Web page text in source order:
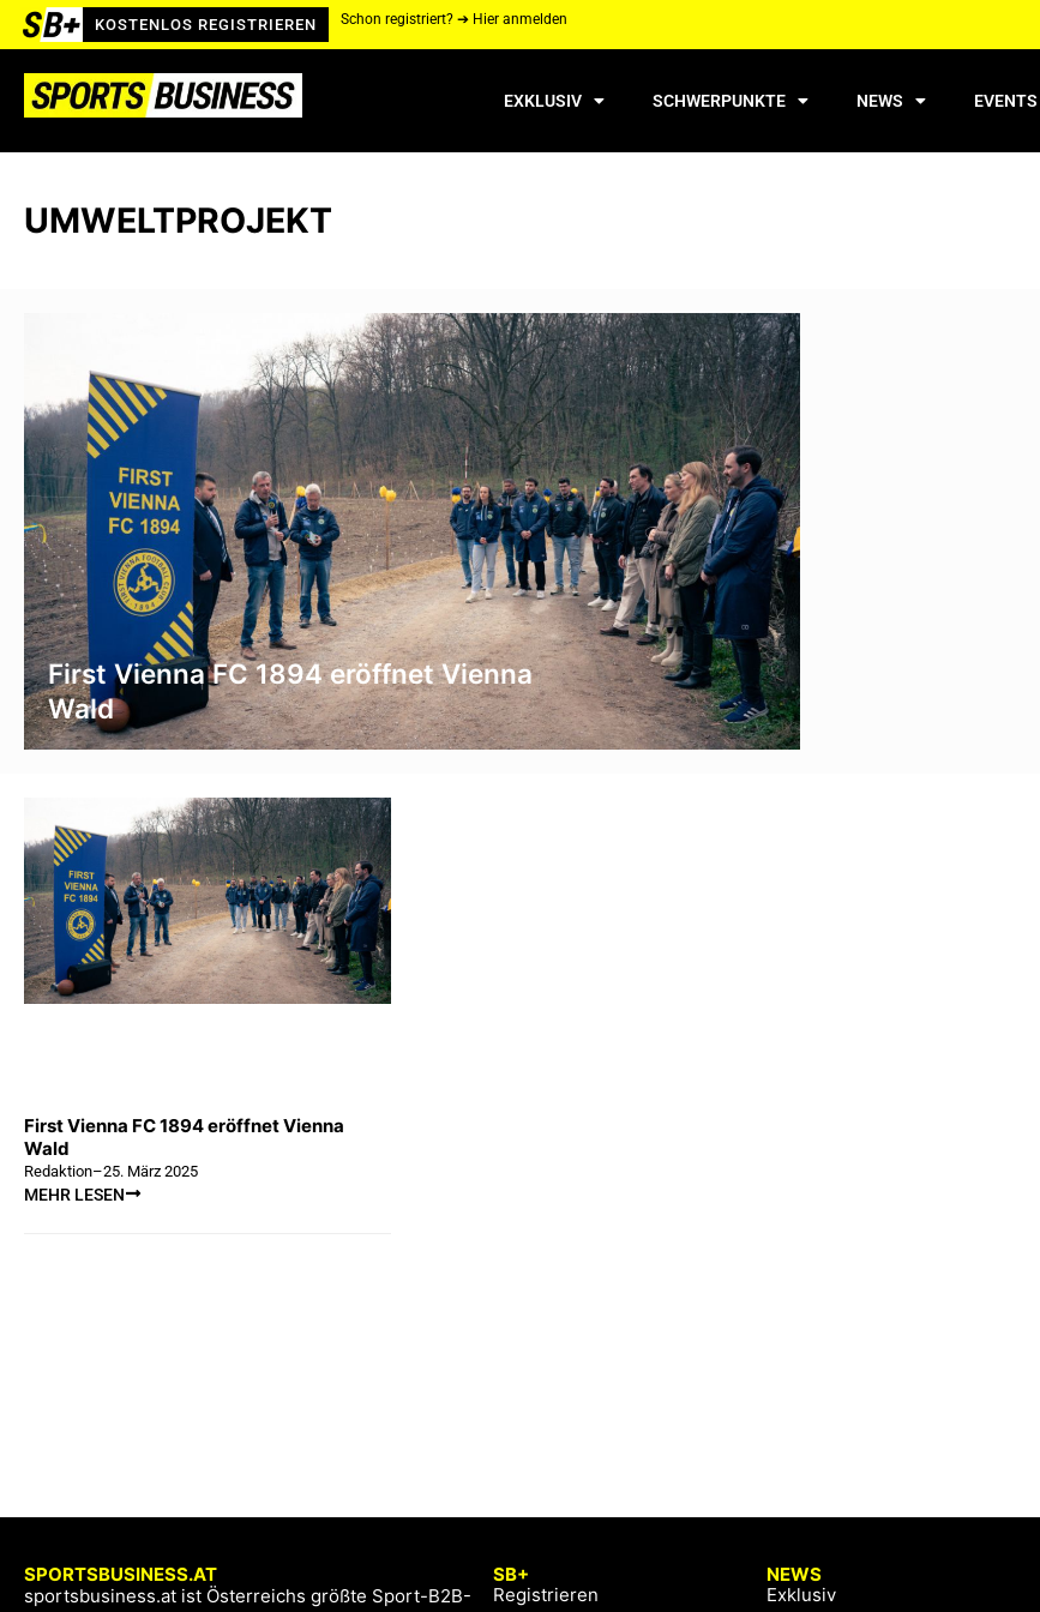
KOSTENLOS REGISTRIEREN Schon registriert? ➔ Hier anmelden
EXKLUSIV SCHWERPUNKTE NEWS EVENTS
UMWELTPROJEKT
First Vienna FC 1894 eröffnet Vienna
Wald
First Vienna FC 1894 eröffnet Vienna
Wald
Redaktion–25. März 2025
MEHR LESEN
SPORTSBUSINESS.AT
sportsbusiness.at ist Österreichs größte Sport-B2B-
SB+
Registrieren
NEWS
Exklusiv